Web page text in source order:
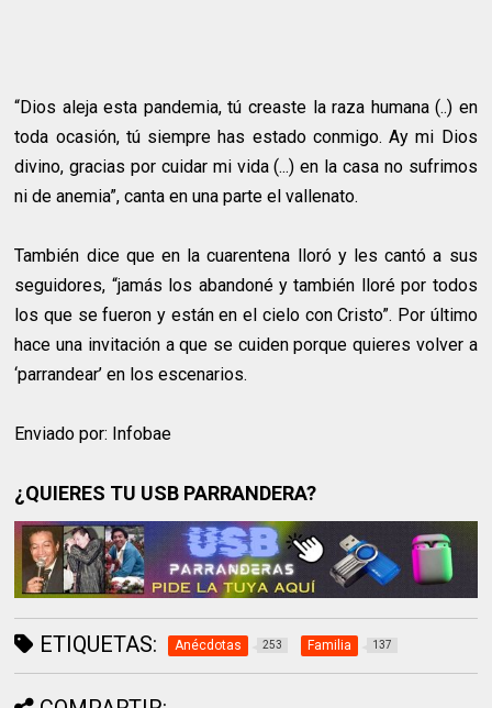
“Dios aleja esta pandemia, tú creaste la raza humana (..) en
toda ocasión, tú siempre has estado conmigo. Ay mi Dios
divino, gracias por cuidar mi vida (...) en la casa no sufrimos
ni de anemia”, canta en una parte el vallenato.
También dice que en la cuarentena lloró y les cantó a sus
seguidores, “jamás los abandoné y también lloré por todos
los que se fueron y están en el cielo con Cristo”. Por último
hace una invitación a que se cuiden porque quieres volver a
‘parrandear’ en los escenarios.
Enviado por: Infobae
¿QUIERES TU USB PARRANDERA?
ETIQUETAS: Anécdotas 253 Familia 137